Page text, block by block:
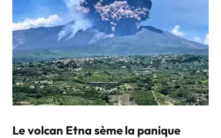
Le volcan Etna sème la panique